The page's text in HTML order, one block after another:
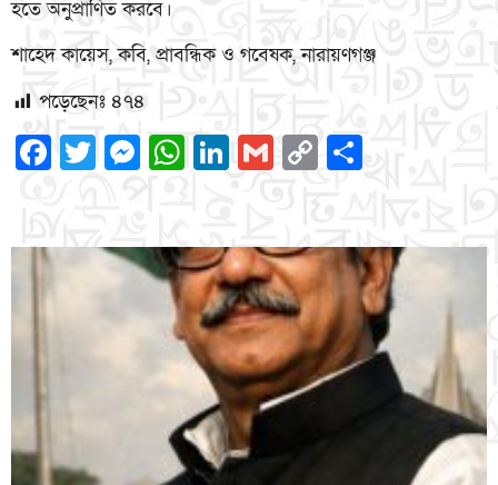
হতে অনুপ্রাণিত করবে।
শাহেদ কায়েস, কবি, প্রাবন্ধিক ও গবেষক, নারায়ণগঞ্জ
পড়েছেনঃ ৪৭৪
Facebook
TwitterMessenger
WhatsApp
LinkedIn
Gmail
CopyShare